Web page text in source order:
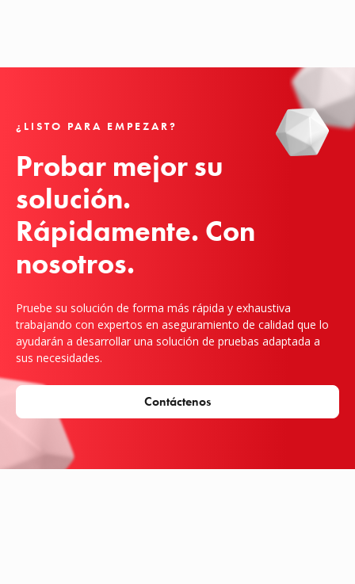
¿LISTO PARA EMPEZAR?
Probar mejor su
solución.
Rápidamente. Con
nosotros.
Pruebe su solución de forma más rápida y exhaustiva
trabajando con expertos en aseguramiento de calidad que lo
ayudarán a desarrollar una solución de pruebas adaptada a
sus necesidades.
Contáctenos